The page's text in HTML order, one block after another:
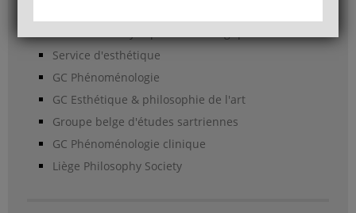
Service d'esthétique
GC Phénoménologie
GC Esthétique & philosophie de l'art
Groupe belge d'études sartriennes
GC Phénoménologie clinique
Liège Philosophy Society